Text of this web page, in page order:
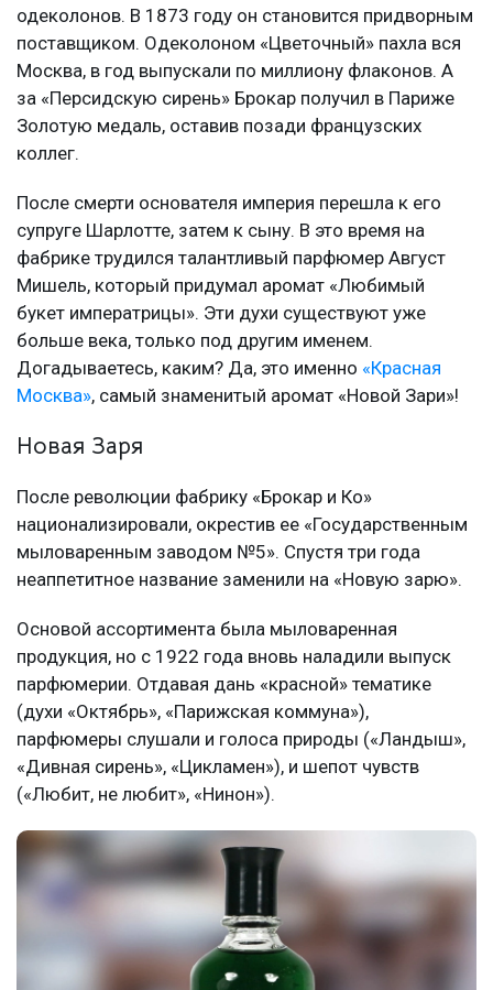
одеколонов. В 1873 году он становится придворным
поставщиком. Одеколоном «Цветочный» пахла вся
Москва, в год выпускали по миллиону флаконов. А
за «Персидскую сирень» Брокар получил в Париже
Золотую медаль, оставив позади французских
коллег.
После смерти основателя империя перешла к его
супруге Шарлотте, затем к сыну. В это время на
фабрике трудился талантливый парфюмер Август
Мишель, который придумал аромат «Любимый
букет императрицы». Эти духи существуют уже
больше века, только под другим именем.
Догадываетесь, каким? Да, это именно «Красная
Москва», самый знаменитый аромат «Новой Зари»!
Новая Заря
После революции фабрику «Брокар и Ко»
национализировали, окрестив ее «Государственным
мыловаренным заводом №5». Спустя три года
неаппетитное название заменили на «Новую зарю».
Основой ассортимента была мыловаренная
продукция, но с 1922 года вновь наладили выпуск
парфюмерии. Отдавая дань «красной» тематике
(духи «Октябрь», «Парижская коммуна»),
парфюмеры слушали и голоса природы («Ландыш»,
«Дивная сирень», «Цикламен»), и шепот чувств
(«Любит, не любит», «Нинон»).